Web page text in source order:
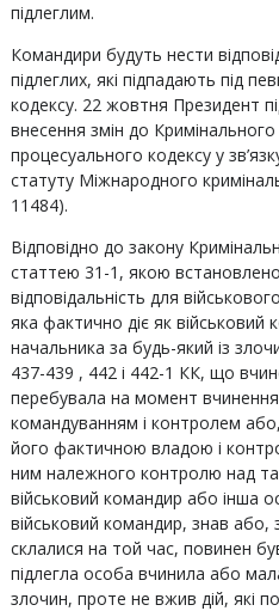
підлеглим.
Командири будуть нести
підлеглих, які підпадають під
кодексу. 22 жовтня Президент
внесення змін до
процесуального кодексу у
статуту Міжнародного
11484).
Відповідно до закону
статтею 31-1, якою
відповідальність для
яка фактично діє як військовий
начальника за будь-який із
437-439 , 442 і 442-1 КК, що
перебувала на момент
командуванням і контролем
його фактичною владою і
ним належного контролю над
військовий командир або інша
військовий командир, знав
склалися на той час, повинен
підлегла особа вчинила або
злочин, проте не вжив дій, які